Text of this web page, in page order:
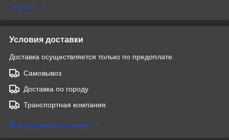
Скрыть
Условия доставки
Доставка осуществляется только по предоплате.
Самовывоз
Доставка по городу
Транспортная компания
Все условия доставки